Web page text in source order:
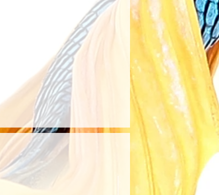
kargo ücreti
Aksi takdirde, kargo